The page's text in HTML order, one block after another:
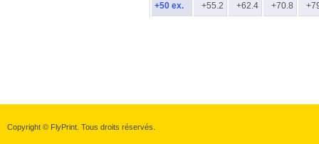
+50 ex. +55.2 +62.4 +70.8
Copyright © FlyPrint. Tous droits réservés.